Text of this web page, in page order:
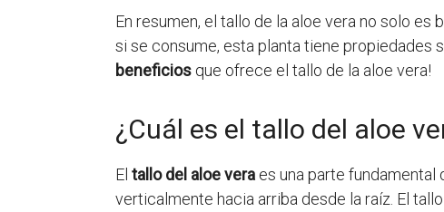
En resumen, el tallo de la aloe vera no solo
si se consume, esta planta tiene propiedades
beneficios que ofrece el tallo de la aloe vera!
¿Cuál es el tallo del aloe
El tallo del aloe vera es una parte fundamental
verticalmente hacia arriba desde la raíz. El